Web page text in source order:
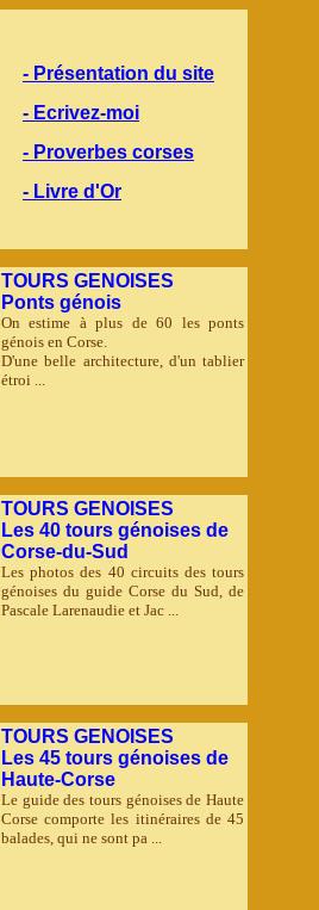
- Présentation du site
- Ecrivez-moi
- Proverbes corses
- Livre d'Or
TOURS GENOISES
Ponts génois
On estime à plus de 60 les ponts
génois en Corse.
D'une belle architecture, d'un tablier
étroi ...
TOURS GENOISES
Les 40 tours génoises de
Corse-du-Sud
Les photos des 40 circuits des tours
génoises du guide Corse du Sud, de
Pascale Larenaudie et Jac ...
TOURS GENOISES
Les 45 tours génoises de
Haute-Corse
Le guide des tours génoises de Haute
Corse comporte les itinéraires de 45
balades, qui ne sont pa ...